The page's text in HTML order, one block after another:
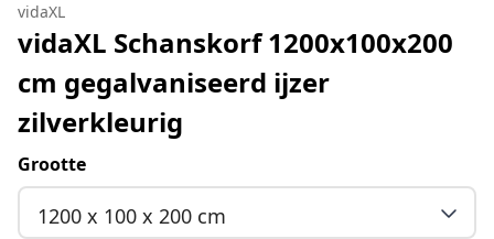
vidaXL
vidaXL Schanskorf 1200x100x200
cm gegalvaniseerd ijzer
zilverkleurig
Grootte
1200 x 100 x 200 cm